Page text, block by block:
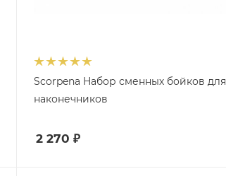
Scorpena Набор сменных бойков для
наконечников
2 270 ₽